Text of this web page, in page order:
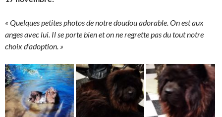
« Quelques petites photos de notre doudou adorable. On est aux
anges avec lui. Il se porte bien et on ne regrette pas du tout notre
choix d’adoption. »